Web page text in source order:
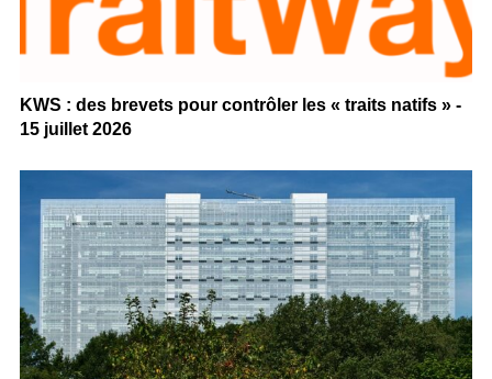
KWS : des brevets pour contrôler les « traits natifs » -
15 juillet 2026